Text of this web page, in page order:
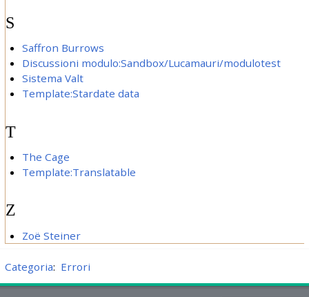
S
Saffron Burrows
Discussioni modulo:Sandbox/Lucamauri/modulotest
Sistema Valt
Template:Stardate data
T
The Cage
Template:Translatable
Z
Zoë Steiner
Categoria: Errori